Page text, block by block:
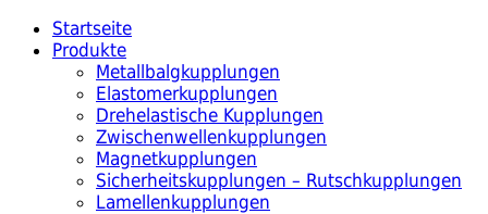
Startseite
Produkte
Metallbalgkupplungen
Elastomerkupplungen
Drehelastische Kupplungen
Zwischenwellenkupplungen
Magnetkupplungen
Sicherheitskupplungen – Rutschkupplungen
Lamellenkupplungen